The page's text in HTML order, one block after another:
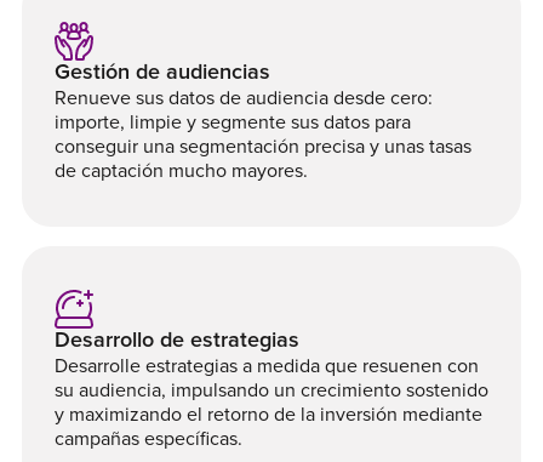
Gestión de audiencias
Renueve sus datos de audiencia desde cero:
importe, limpie y segmente sus datos para
conseguir una segmentación precisa y unas tasas
de captación mucho mayores.
Desarrollo de estrategias
Desarrolle estrategias a medida que resuenen con
su audiencia, impulsando un crecimiento sostenido
y maximizando el retorno de la inversión mediante
campañas específicas.